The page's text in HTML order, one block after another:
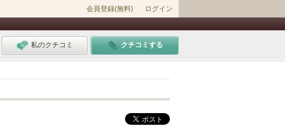
会員登録(無料) ログイン
私のクチコミ クチコミする